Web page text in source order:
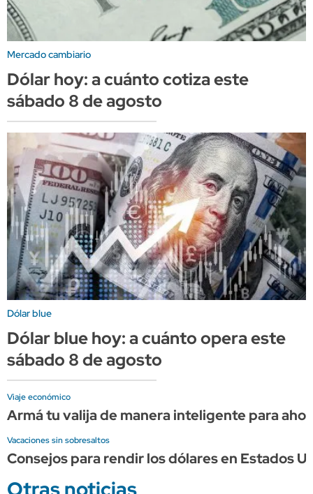
Mercado cambiario
Dólar hoy: a cuánto cotiza este
sábado 8 de agosto
Dólar blue
Dólar blue hoy: a cuánto opera este
sábado 8 de agosto
Viaje económico
Armá tu valija de manera inteligente para
Vacaciones sin sobresaltos
Consejos para rendir los dólares en Estados